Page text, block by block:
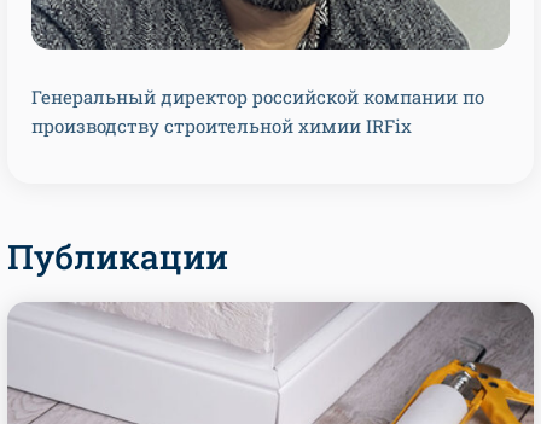
Генеральный директор российской компании по
производству строительной химии IRFix
Публикации